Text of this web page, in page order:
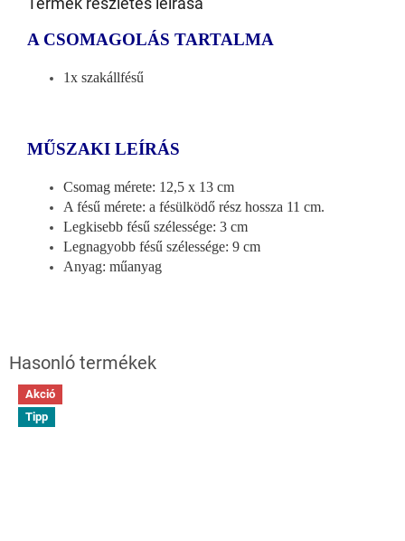
A CSOMAGOLÁS TARTALMA
1x szakállfésű
MŰSZAKI LEÍRÁS
Csomag mérete: 12,5 x 13 cm
A fésű mérete: a fésülködő rész hossza 11 cm.
Legkisebb fésű szélessége: 3 cm
Legnagyobb fésű szélessége: 9 cm
Anyag: műanyag
Akció
Tipp